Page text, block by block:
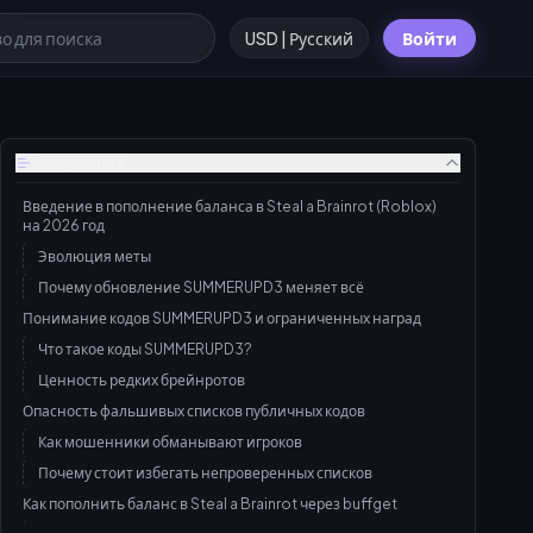
USD | Русский Войти
Введение в пополнение баланса в Steal a Brainrot (Roblox)
на 2026 год
Эволюция меты
Почему обновление SUMMERUPD3 меняет всё
Понимание кодов SUMMERUPD3 и ограниченных наград
Что такое коды SUMMERUPD3?
Ценность редких брейнротов
Опасность фальшивых списков публичных кодов
Как мошенники обманывают игроков
Почему стоит избегать непроверенных списков
Как пополнить баланс в Steal a Brainrot через buffget